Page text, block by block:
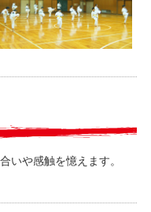
いや感触を憶えます。